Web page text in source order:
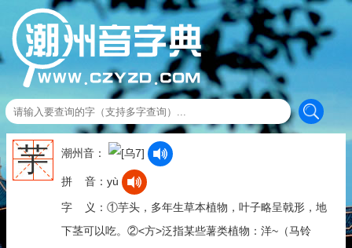
芋 潮州音：
拼 音：yù
字 义：①芋头，多年生草本植物，叶子略呈戟形，地
下茎可以吃。②<方>泛指某些薯类植物：洋~（马铃